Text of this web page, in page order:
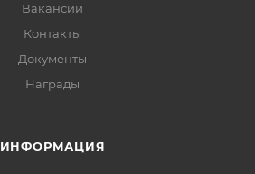
Вакансии
Контакты
Документы
Награды
ИНФОРМАЦИЯ